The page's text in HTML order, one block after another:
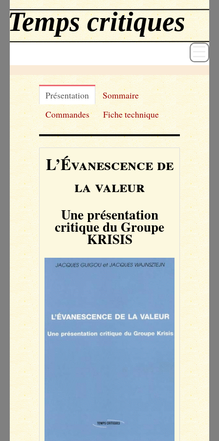
Revue
Livres
Textes
Archives
Présentation
Sommaire
Commandes
Fiche technique
L’Évanescence de
la valeur
Une présentation
critique du Groupe
KRISIS